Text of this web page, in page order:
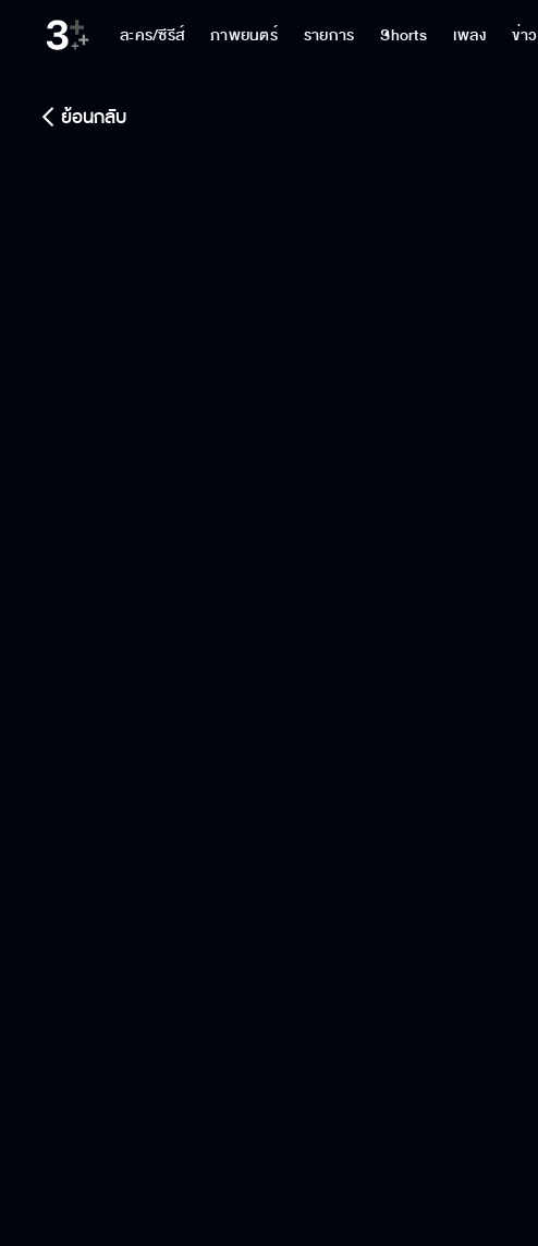
ละคร/ซีรีส์ ภาพยนตร์ รายการ Shorts เพลง ข่าว
ย้อนกลับ